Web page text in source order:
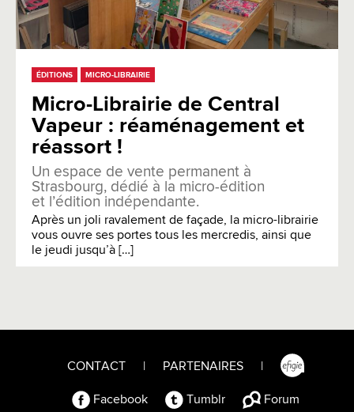
ÉDITIONS MICRO-LIBRAIRIE
Micro-Librairie de Central
Vapeur : réaménagement et
réassort !
Un espace de vente permanent à
Strasbourg, dédié à la micro-édition
et l’édition indépendante.
Après un joli ravalement de façade, la micro-librairie
vous ouvre ses portes tous les mercredis, ainsi que
le jeudi jusqu’à […]
CONTACT PARTENAIRES
Facebook Tumblr Forum